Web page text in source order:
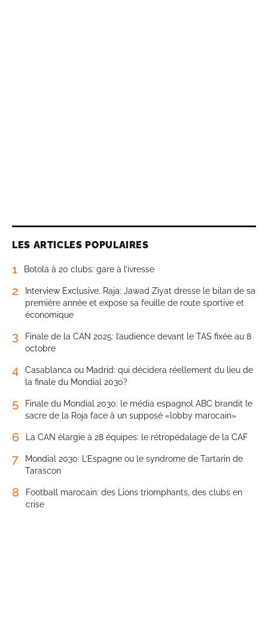
LES ARTICLES POPULAIRES
1 Botola à 20 clubs: gare à l’ivresse
2
Interview Exclusive. Raja: Jawad Ziyat dresse le bilan de sa
première année et expose sa feuille de route sportive et
économique
3
Finale de la CAN 2025: l’audience devant le TAS fixée au 8
octobre
4
Casablanca ou Madrid: qui décidera réellement du lieu de
la finale du Mondial 2030?
5
Finale du Mondial 2030: le média espagnol ABC brandit le
sacre de la Roja face à un supposé «lobby marocain»
6 La CAN élargie à 28 équipes: le rétropédalage de la CAF
7
Mondial 2030: L’Espagne ou le syndrome de Tartarin de
Tarascon
8
Football marocain: des Lions triomphants, des clubs en
crise